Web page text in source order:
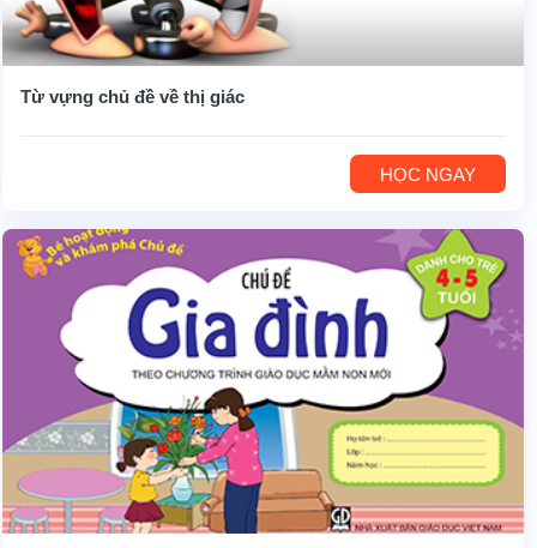
Từ vựng chủ đề về thị giác
HỌC NGAY